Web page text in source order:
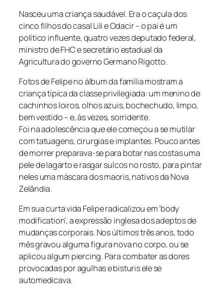
Nasceu uma criança saudável. Era o caçula dos
cinco filhos do casal Lili e Odacir – o pai é um
político influente, quatro vezes deputado federal,
ministro de FHC e secretário estadual da
Agricultura do governo Germano Rigotto.
Fotos de Felipe no álbum da família mostram a
criança típica da classe privilegiada: um menino de
cachinhos loiros, olhos azuis, bochechudo, limpo,
bem vestido – e, às vezes, sorridente.
Foi na adolescência que ele começou a se mutilar
com tatuagens, cirurgias e implantes. Pouco antes
de morrer preparava-se para botar nas costas uma
pele de lagarto e rasgar sulcos no rosto, para pintar
neles uma máscara dos maoris, nativos da Nova
Zelândia.
Em sua curta vida Felipe radicalizou em ‘body
modification’, a expressão inglesa dos adeptos de
mudanças corporais. Nos últimos três anos, todo
mês gravou alguma figura nova no corpo, ou se
aplicou algum piercing. Para combater as dores
provocadas por agulhas e bisturis ele se
automedicava.